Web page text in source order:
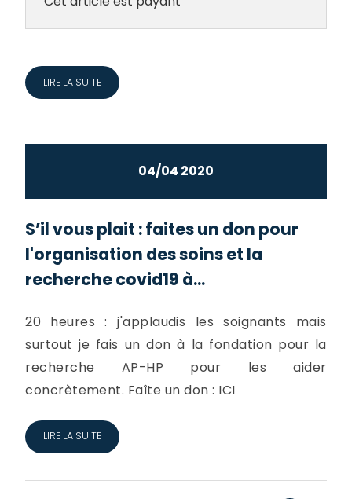
LIRE LA SUITE
04/04 2020
S’il vous plait : faites un don pour
l'organisation des soins et la
recherche covid19 à...
20 heures : j'applaudis les soignants mais
surtout je fais un don à la fondation pour la
recherche AP-HP pour les aider
concrètement. Faîte un don : ICI
LIRE LA SUITE